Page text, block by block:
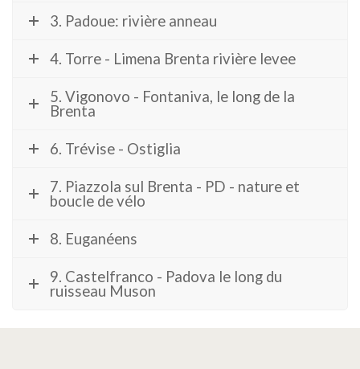
3. Padoue: rivière anneau
4. Torre - Limena Brenta rivière levee
5. Vigonovo - Fontaniva, le long de la
Brenta
6. Trévise - Ostiglia
7. Piazzola sul Brenta - PD - nature et
boucle de vélo
8. Euganéens
9. Castelfranco - Padova le long du
ruisseau Muson